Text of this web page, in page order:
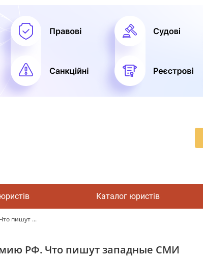
Каталог юристів
пишут ...
РФ. Что пишут западные СМИ